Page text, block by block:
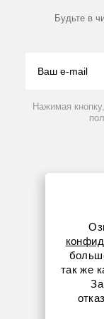
Штатив для 20
Производители
Партнеры
Контакты
Будьте в
Нажимая
так же